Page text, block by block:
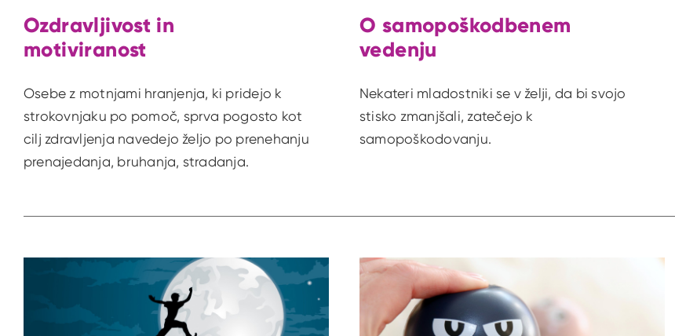
Ozdravljivost in
motiviranost
Osebe z motnjami hranjenja, ki pridejo k
strokovnjaku po pomoč, sprva pogosto kot
cilj zdravljenja navedejo željo po prenehanju
prenajedanja, bruhanja, stradanja.
O samopoškodbenem
vedenju
Nekateri mladostniki se v želji, da bi svojo
stisko zmanjšali, zatečejo k
samopoškodovanju.